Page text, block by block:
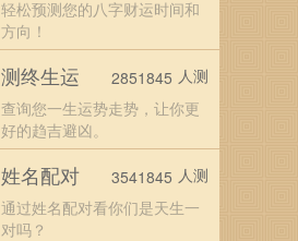
轻松预测您的八字财运时间和
方向！
测终生运
查询您一生运势走势，让你更
好的趋吉避凶。
2851845 人测
姓名配对
通过姓名配对看你们是天生一
对吗？
3541845 人测